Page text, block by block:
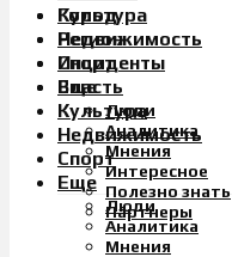
Культура
Недвижимость
Спорт
Еще
Люди
Аналитика
Мнения
Интересное
Полезно знать
Партнеры
Город
Регион
Инциденты
Власть
Культура
Недвижимость
Спорт
Еще
Люди
Аналитика
Мнения